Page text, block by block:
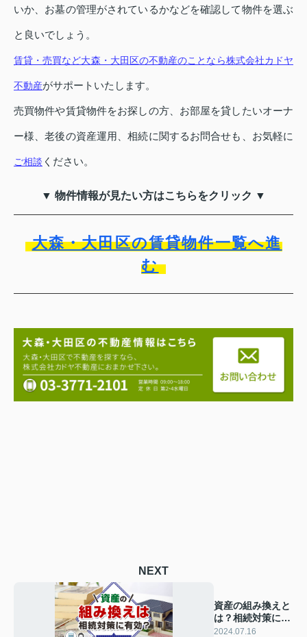
いか、お墓の管理がされているかなどを確認して物件を選ぶ
と良いでしょう。
賃貸・売買など大森・大田区の不動産のことなら株式会社カドヤ
不動産がサポートいたします。
売買物件や賃貸物件をお探しの方、お部屋を貸したいオーナ
ー様、老後の資産運用、相続に関するお問合せも、お気軽に
ご相談 ください。
▼ 物件情報が見たい方はこちらをクリック ▼
大森・大田区の賃貸物件一覧へ進
む
NEXT
資産の組み換えと
は？相続対策に利
用できる特例もご
2024.07.16